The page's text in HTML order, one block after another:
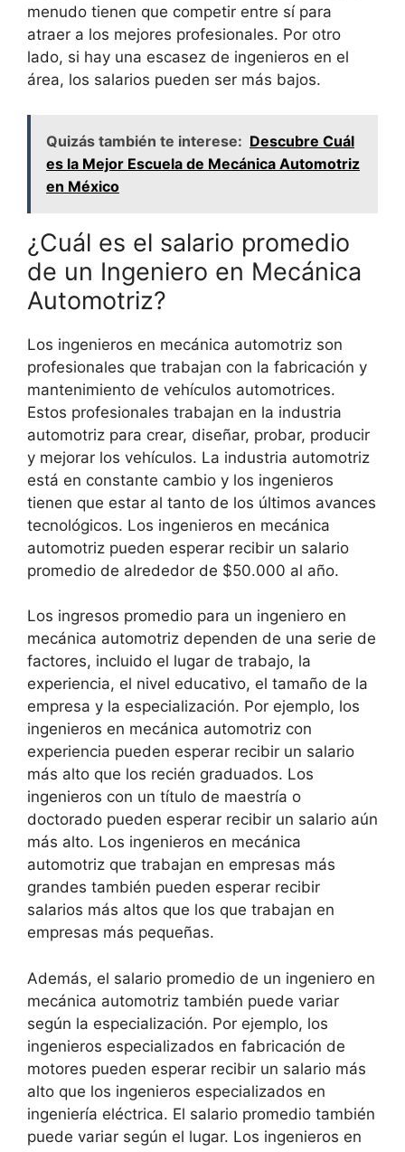
menudo tienen que competir entre sí para
atraer a los mejores profesionales. Por otro
lado, si hay una escasez de ingenieros en el
área, los salarios pueden ser más bajos.
Quizás también te interese: Descubre Cuál
es la Mejor Escuela de Mecánica Automotriz
en México
¿Cuál es el salario promedio
de un Ingeniero en Mecánica
Automotriz?
Los ingenieros en mecánica automotriz son
profesionales que trabajan con la fabricación y
mantenimiento de vehículos automotrices.
Estos profesionales trabajan en la industria
automotriz para crear, diseñar, probar, producir
y mejorar los vehículos. La industria automotriz
está en constante cambio y los ingenieros
tienen que estar al tanto de los últimos avances
tecnológicos. Los ingenieros en mecánica
automotriz pueden esperar recibir un salario
promedio de alrededor de $50.000 al año.
Los ingresos promedio para un ingeniero en
mecánica automotriz dependen de una serie de
factores, incluido el lugar de trabajo, la
experiencia, el nivel educativo, el tamaño de la
empresa y la especialización. Por ejemplo, los
ingenieros en mecánica automotriz con
experiencia pueden esperar recibir un salario
más alto que los recién graduados. Los
ingenieros con un título de maestría o
doctorado pueden esperar recibir un salario aún
más alto. Los ingenieros en mecánica
automotriz que trabajan en empresas más
grandes también pueden esperar recibir
salarios más altos que los que trabajan en
empresas más pequeñas.
Además, el salario promedio de un ingeniero en
mecánica automotriz también puede variar
según la especialización. Por ejemplo, los
ingenieros especializados en fabricación de
motores pueden esperar recibir un salario más
alto que los ingenieros especializados en
ingeniería eléctrica. El salario promedio también
puede variar según el lugar. Los ingenieros en